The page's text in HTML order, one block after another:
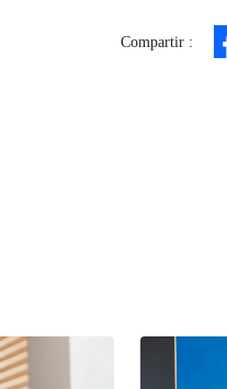
Compartir :